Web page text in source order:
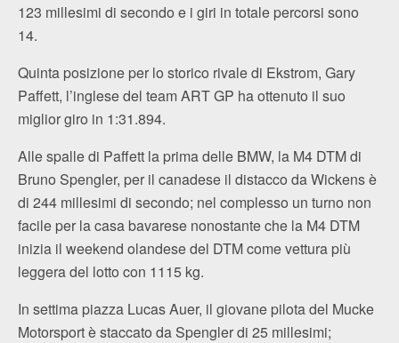
123 millesimi di secondo e i giri in totale percorsi sono
14.
Quinta posizione per lo storico rivale di Ekstrom, Gary
Paffett, l’inglese del team ART GP ha ottenuto il suo
miglior giro in 1:31.894.
Alle spalle di Paffett la prima delle BMW, la M4 DTM di
Bruno Spengler, per il canadese il distacco da Wickens è
di 244 millesimi di secondo; nel complesso un turno non
facile per la casa bavarese nonostante che la M4 DTM
inizia il weekend olandese del DTM come vettura più
leggera del lotto con 1115 kg.
In settima piazza Lucas Auer, il giovane pilota del Mucke
Motorsport è staccato da Spengler di 25 millesimi;